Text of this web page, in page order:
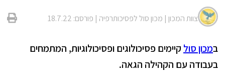
צוות המכון | מכון סול לפסיכותרפיה | פורסם: 18.7.22
במכון סול קיימים פסיכולוגים ופסיכולוגיות, המתמחים
בעבודה עם הקהילה הגאה.